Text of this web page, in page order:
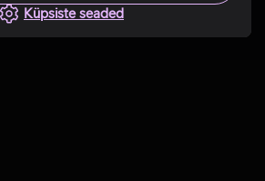
Küpsiste seaded